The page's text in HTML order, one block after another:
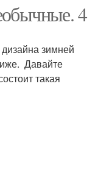
4
зимней
Давайте
такая